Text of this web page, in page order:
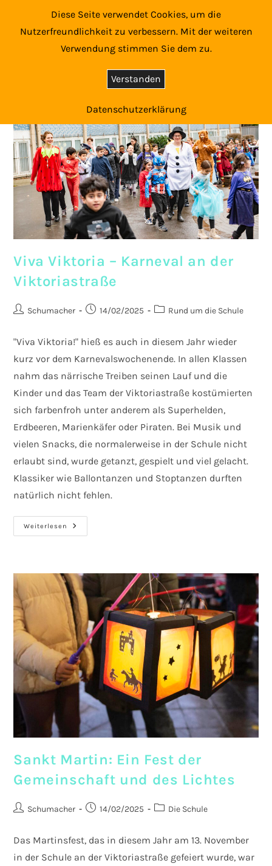
springen
Viva Viktoria – Karneval an der
Viktoriastraße
Beitrags-
Schumacher
Beitrag14/02/2025
Beitrags-
Rund um die Schule
"Viva Viktoria!" hieß es auch in diesem Jahr wieder
kurz vor dem Karnevalswochenende. In allen Klassen
nahm das närrische Treiben seinen Lauf und die
Kinder und das Team der Viktoriastraße kostümierten
sich farbenfroh unter anderem als Superhelden,
Erdbeeren, Marienkäfer oder Piraten. Bei Musik und
vielen Snacks, die normalerweise in der Schule nicht
erlaubt sind, wurde getanzt, gespielt und viel gelacht.
Klassiker wie Ballontanzen und Stoptanzen durften
natürlich nicht fehlen.
Weiterlesen
Viva
Viktoria
Viktoriastraße
Sankt Martin: Ein Fest der
Gemeinschaft und des Lichtes
Beitrags-
Schumacher
Beitrag14/02/2025
Beitrags-
Die Schule
Das Martinsfest, das in diesem Jahr am 13. November
in der Schule an der Viktoriastraße gefeiert wurde, war
Diese Seite verwendet Cookies, um die
Nutzerfreundlichkeit zu verbessern. Mit der weiteren
Verwendung stimmen Sie dem zu.
Verstanden
Datenschutzerklärung